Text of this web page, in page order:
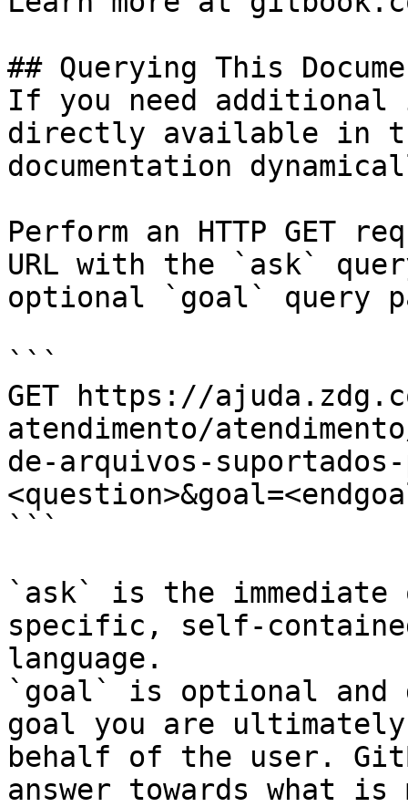
## Querying This
If you need
directly available in
documentation
Perform an HTTP GET
URL with the `ask`
optional `goal` query
```
GET https://
atendimento/
de-arquivos-suportados-
```
`ask` is the
specific, self-
language.
`goal` is optional and
goal you are
behalf of the user.
answer towards what